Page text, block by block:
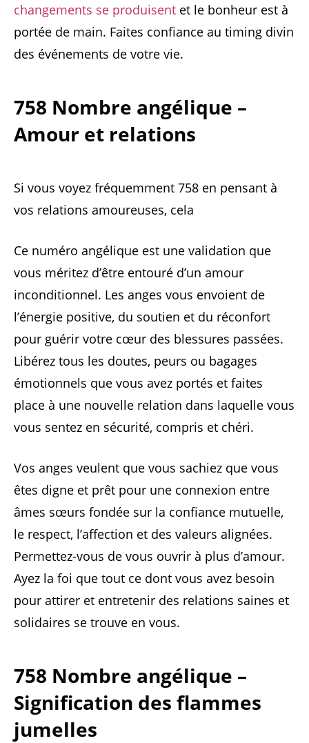
changements se produisent et le bonheur est à
portée de main. Faites confiance au timing divin
des événements de votre vie.
758 Nombre angélique –
Amour et relations
Si vous voyez fréquemment 758 en pensant à
vos relations amoureuses, cela
Ce numéro angélique est une validation que
vous méritez d’être entouré d’un amour
inconditionnel. Les anges vous envoient de
l’énergie positive, du soutien et du réconfort
pour guérir votre cœur des blessures passées.
Libérez tous les doutes, peurs ou bagages
émotionnels que vous avez portés et faites
place à une nouvelle relation dans laquelle vous
vous sentez en sécurité, compris et chéri.
Vos anges veulent que vous sachiez que vous
êtes digne et prêt pour une connexion entre
âmes sœurs fondée sur la confiance mutuelle,
le respect, l’affection et des valeurs alignées.
Permettez-vous de vous ouvrir à plus d’amour.
Ayez la foi que tout ce dont vous avez besoin
pour attirer et entretenir des relations saines et
solidaires se trouve en vous.
758 Nombre angélique –
Signification des flammes
jumelles